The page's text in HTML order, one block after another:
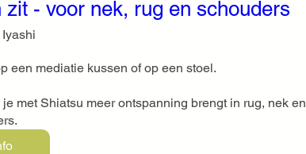
- voor nek, rug en schouders
Iyashi
een mediatie kussen of op een stoel.
met Shiatsu meer ontspanning brengt in rug, nek en